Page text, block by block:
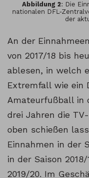
Abbildung 2: Die
nationalen DFL-
der
An der
von 2017/18 bis
ablesen, in welch
Extremfall wie ein
Amateurfußball in
drei Jahren die
oben schießen
Einnahmen in der
in der Saison
2019/20. Im